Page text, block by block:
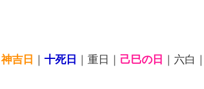
神吉日 十死日 ｜重日｜ 己巳の日 ｜六白｜